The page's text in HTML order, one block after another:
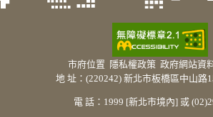
市府位置 隱私權政策 政府網站資
地 址：(220242) 新北市板橋區中山路
電 話：1999 [新北市境內] 或